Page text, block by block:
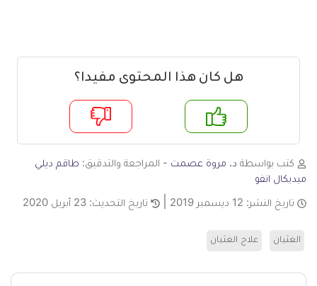
هل كان هذا المحتوى مفيدا؟
لا
كتب بواسطة د. مروة عصمت - المراجعة والتدقيق: طاقم ديلي
ميديكال انفو
تاريخ النشر: 12 ديسمبر 2019 تاريخ التحديث: 23 أبريل 2020
الغثيان علاج الغثيان